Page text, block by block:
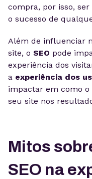
compra, por isso,
o sucesso de
Além de influenciar
site, o SEO pode
experiência dos
a experiência dos
impactar em como o
seu site nos
Mitos
SEO na